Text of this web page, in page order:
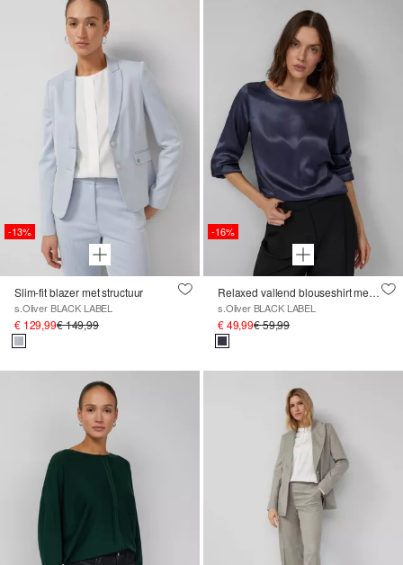
-13%
Slim-fit blazer met structuur
s.Oliver BLACK LABEL
€ 129,99€ 149,99
-16%
Relaxed vallend blouseshirt met boothals
s.Oliver BLACK LABEL
€ 49,99€ 59,99